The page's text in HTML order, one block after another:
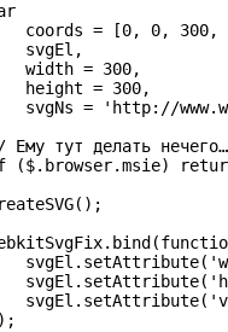
coords = [0, 0, 300,
svgEl,
width = 300,
height = 300,
svgNs = 'http://
Ему тут делать нечего…
($.browser.msie)